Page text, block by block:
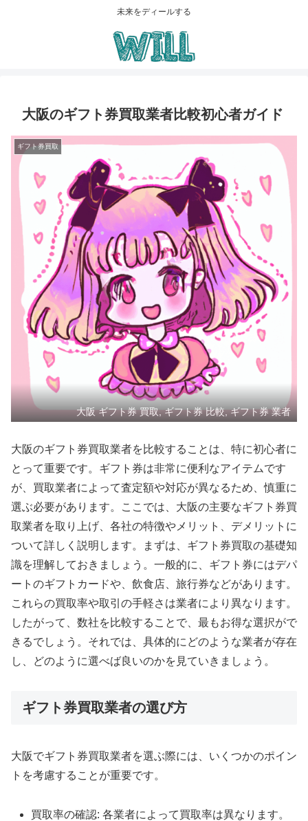
未来をディールする
大阪のギフト券買取業者比較初心者ガイド
ギフト券買取
大阪 ギフト券 買取, ギフト券 比較, ギフト券 業者
大阪のギフト券買取業者を比較することは、特に初心者に
とって重要です。ギフト券は非常に便利なアイテムです
が、買取業者によって査定額や対応が異なるため、慎重に
選ぶ必要があります。ここでは、大阪の主要なギフト券買
取業者を取り上げ、各社の特徴やメリット、デメリットに
ついて詳しく説明します。まずは、ギフト券買取の基礎知
識を理解しておきましょう。一般的に、ギフト券にはデパ
ートのギフトカードや、飲食店、旅行券などがあります。
これらの買取率や取引の手軽さは業者により異なります。
したがって、数社を比較することで、最もお得な選択がで
きるでしょう。それでは、具体的にどのような業者が存在
し、どのように選べば良いのかを見ていきましょう。
ギフト券買取業者の選び方
大阪でギフト券買取業者を選ぶ際には、いくつかのポイン
トを考慮することが重要です。
買取率の確認: 各業者によって買取率は異なります。